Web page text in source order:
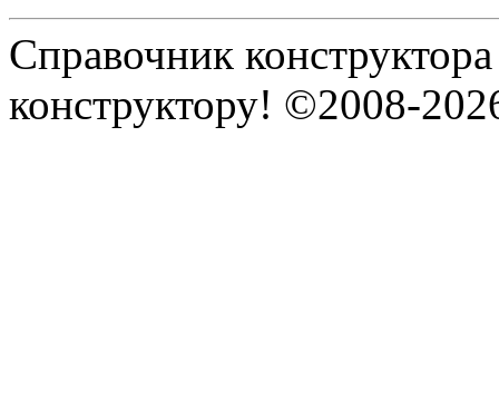
Справочник
конструктору! ©2008-